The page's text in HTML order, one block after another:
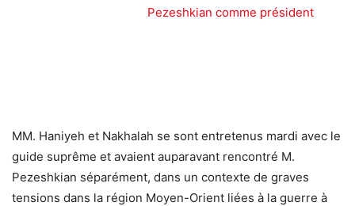
Pezeshkian comme président
MM. Haniyeh et Nakhalah se sont entretenus mardi avec le
guide suprême et avaient auparavant rencontré M.
Pezeshkian séparément, dans un contexte de graves
tensions dans la région Moyen-Orient liées à la guerre à